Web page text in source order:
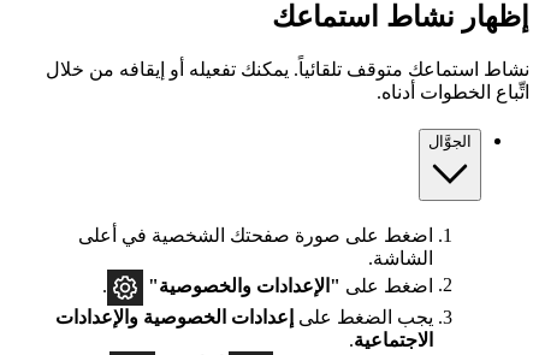
إظهار نشاط استماعك
نشاط استماعك متوقف تلقائياً. يمكنك تفعيله أو إيقافه من خلال
اتِّباع الخطوات أدناه.
الجوَّال
اضغط على صورة صفحتك الشخصية في أعلى
الشاشة.
اضغط على "الإعدادات والخصوصية"
يجب الضغط على إعدادات الخصوصية والإعدادات
الاجتماعية.